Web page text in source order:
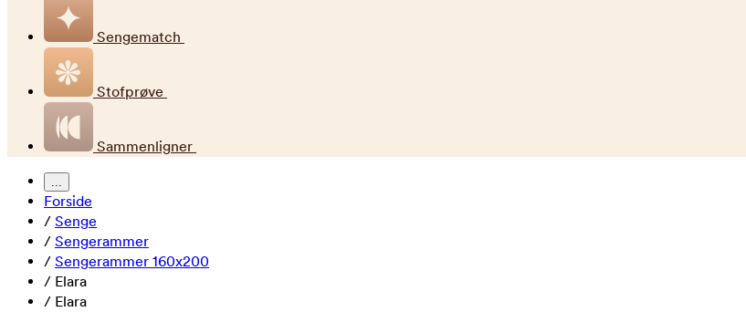
Sengematch
Stofprøve
Sammenligner
...
Forside
/ Senge
/ Sengerammer
/ Sengerammer 160x200
/ Elara
/ Elara